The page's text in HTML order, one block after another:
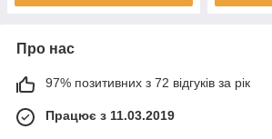
Про нас
97% позитивних з 72 відгуків за рік
Працює з 11.03.2019